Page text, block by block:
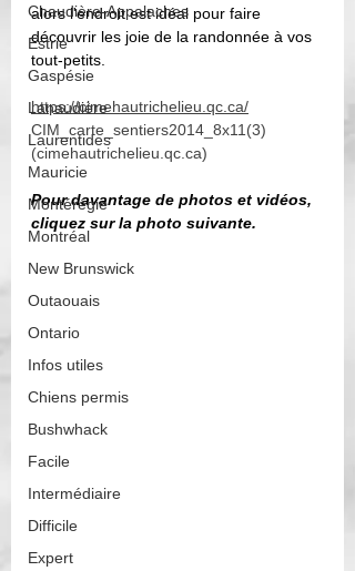
Chaudière-Appalaches
Estrie
Gaspésie
Lanaudière
Laurentides
Mauricie
Montérégie
Montréal
New Brunswick
Outaouais
Ontario
Infos utiles
Chiens permis
Bushwhack
Facile
Intermédiaire
Difficile
Expert
alors l'endroit est idéal pour faire
découvrir les joie de la randonnée à vos
tout-petits.
https://cimehautrichelieu.qc.ca/
CIM_carte_sentiers2014_8x11(3)
(cimehautrichelieu.qc.ca)
Pour davantage de photos et vidéos,
cliquez sur la photo suivante.